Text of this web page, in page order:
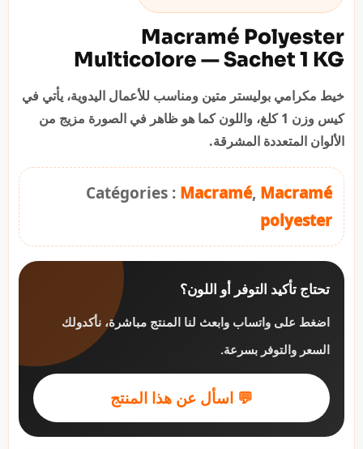
Macramé Polyester
Multicolore — Sachet 1 KG
خيط مكرامي بوليستر متين ومناسب للأعمال اليدوية، يأتي في
كيس وزن 1 كلغ، واللون كما هو ظاهر في الصورة مزيج من
الألوان المتعددة المشرقة.
Catégories : Macramé, Macramé
polyester
تحتاج تأكيد التوفر أو اللون؟
اضغط على واتساب وابعث لنا المنتج مباشرة، نأكدولك
السعر والتوفر بسرعة.
💬 اسأل عن هذا المنتج